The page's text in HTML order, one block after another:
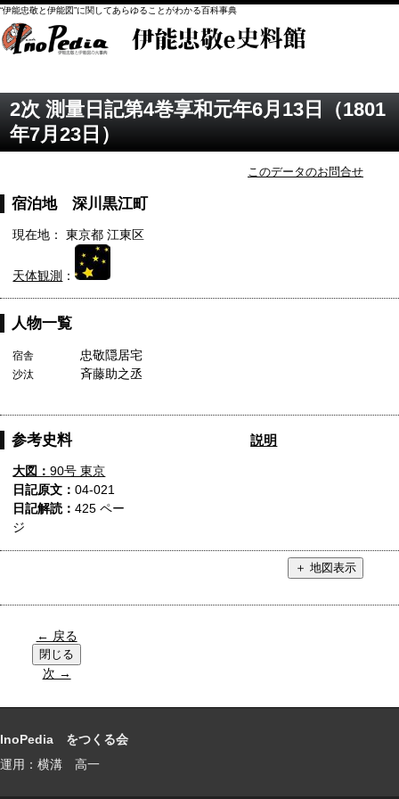
“伊能忠敬と伊能図”に関してあらゆることがわかる百科事典
2次 測量日記第4巻享和元年6月13日（1801
年7月23日）
このデータのお問合せ
宿泊地 深川黒江町
現在地： 東京都 江東区
天体観測 ：
人物一覧
宿舎 忠敬隠居宅
沙汰 斉藤助之丞
参考史料 説明
大図：90号 東京
日記原文：04-021
日記解読：425 ペー
ジ
← 戻る
次 →
InoPedia をつくる会
運用：横溝 高一